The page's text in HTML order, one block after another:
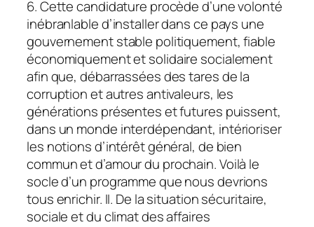
6. Cette candidature procède d’une volonté
inébranlable d’installer dans ce pays une
gouvernement stable politiquement, fiable
économiquement et solidaire socialement
afin que, débarrassées des tares de la
corruption et autres antivaleurs, les
générations présentes et futures puissent,
dans un monde interdépendant, intérioriser
les notions d’intérêt général, de bien
commun et d’amour du prochain. Voilà le
socle d’un programme que nous devrions
tous enrichir. II. De la situation sécuritaire,
sociale et du climat des affaires